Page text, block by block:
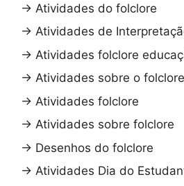
→ Atividades do folclore
→ Atividades de
→ Atividades folclore
→ Atividades sobre o folclore
→ Atividades folclore
→ Atividades sobre folclore
→ Desenhos do folclore
→ Atividades Dia do